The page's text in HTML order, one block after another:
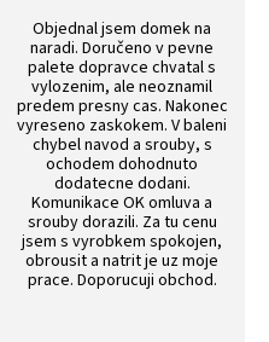
hvězdiček.
je 3 z 5 hvězdiček.
Objednal jsem domek na
naradi. Doručeno v pevne
palete dopravce chvatal s
vylozenim, ale neoznamil
predem presny cas. Nakonec
vyreseno zaskokem. V baleni
chybel navod a srouby, s
ochodem dohodnuto
dodatecne dodani.
Komunikace OK omluva a
srouby dorazili. Za tu cenu
jsem s vyrobkem spokojen,
obrousit a natrit je uz moje
prace. Doporucuji obchod.